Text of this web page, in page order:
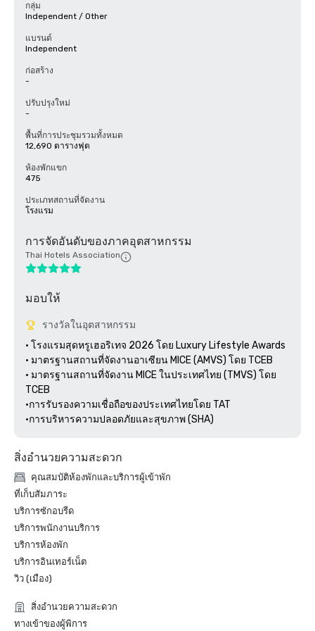
กลุ่ม
Independent / Other
แบรนด์
Independent
ก่อสร้าง
-
ปรับปรุงใหม่
-
พื้นที่การประชุมรวมทั้งหมด
12,690 ตารางฟุต
ห้องพักแขก
475
ประเภทสถานที่จัดงาน
โรงแรม
การจัดอันดับของภาคอุตสาหกรรม
Thai Hotels Association
มอบให้
รางวัลในอุตสาหกรรม
• โรงแรมสุดหรูเฮอริเทจ 2026 โดย Luxury Lifestyle Awards
• มาตรฐานสถานที่จัดงานอาเซียน MICE (AMVS) โดย TCEB
• มาตรฐานสถานที่จัดงาน MICE ในประเทศไทย (TMVS) โดย
TCEB
•การรับรองความเชื่อถือของประเทศไทยโดย TAT
•การบริหารความปลอดภัยและสุขภาพ (SHA)
สิ่งอำนวยความสะดวก
คุณสมบัติห้องพักและบริการผู้เข้าพัก
ที่เก็บสัมภาระ
บริการซักอบรีด
บริการพนักงานบริการ
บริการห้องพัก
บริการอินเทอร์เน็ต
วิว (เมือง)
สิ่งอำนวยความสะดวก
ทางเข้าของผู้พิการ